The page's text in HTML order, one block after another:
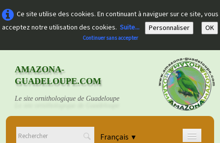
Ce site utilise des cookies. En continuant à naviguer sur ce site, vous
acceptez notre utilisation des cookies. Suite... Personnaliser OK
Continuer sans accepter
AMAZONA-
GUADELOUPE.COM
Le site ornithologique de Guadeloupe
Français ▼